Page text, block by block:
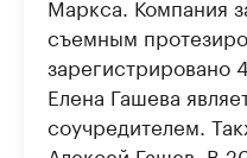
Маркса. Компания
съемным
зарегистрировано
Елена Гашева
соучредителем.